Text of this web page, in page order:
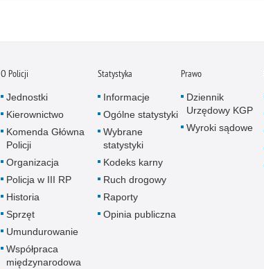
O Policji
Jednostki
Kierownictwo
Komenda Główna
Policji
Organizacja
Policja w III RP
Historia
Sprzęt
Umundurowanie
Współpraca
międzynarodowa
Statystyka
Informacje
Ogólne statystyki
Wybrane
statystyki
Kodeks karny
Ruch drogowy
Raporty
Opinia publiczna
Prawo
Dziennik
Urzędowy KGP
Wyroki sądowe